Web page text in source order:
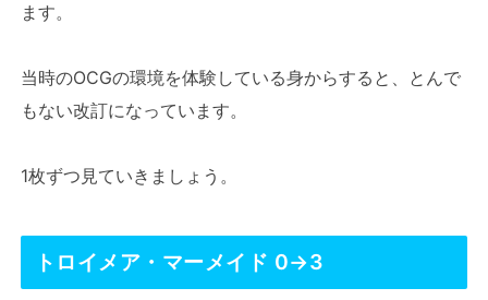
ます。
当時のOCGの環境を体験している身からすると、とんで
もない改訂になっています。
1枚ずつ見ていきましょう。
トロイメア・マーメイド 0→3